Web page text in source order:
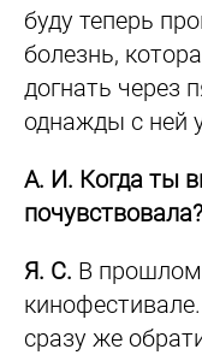
буду теперь
болезнь,
догнать через
однажды с ней
А. И. Когда ты
почувствовала?
Я. С. В прошлом
сразу же